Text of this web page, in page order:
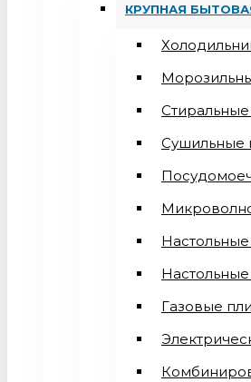
КРУПНАЯ
Сушильные
Газовые